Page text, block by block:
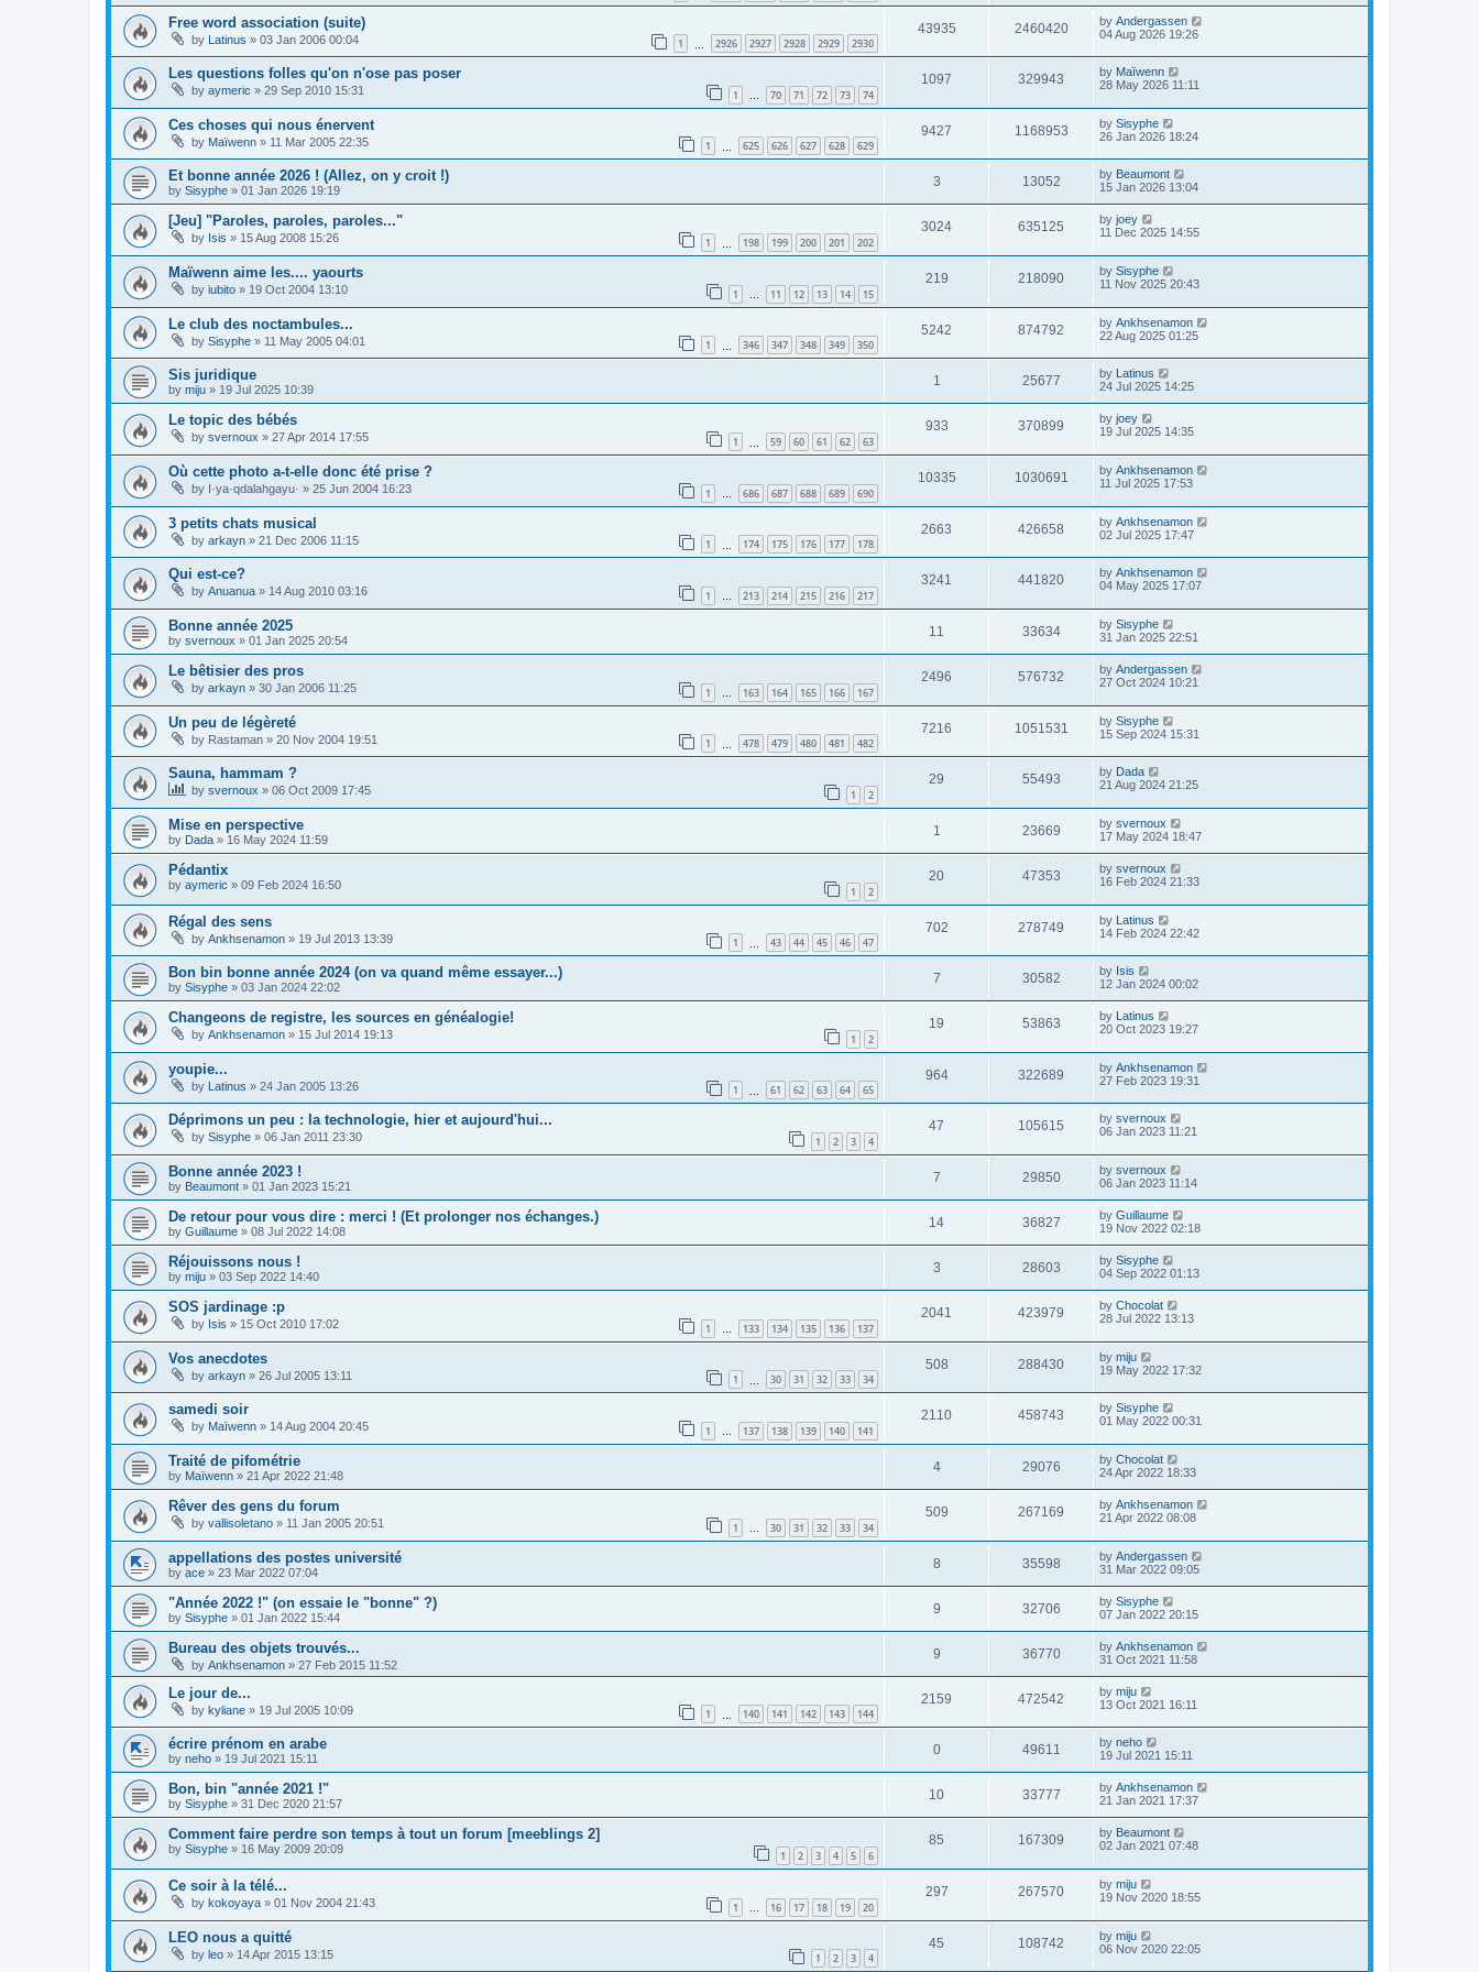
Free word association (suite)
by Latinus » 03 Jan 2006 00:04 1 2926 2927 2928 2929 2930
43935 2460420 by Andergassen
04 Aug 2026 19:26
Les questions folles qu'on n'ose pas poser
by aymeric » 29 Sep 2010 15:31 1 … 70 71 72 73 74
1097 329943 by Maïwenn
28 May 2026 11:11
Ces choses qui nous énervent
by Maïwenn » 11 Mar 2005 22:35 1 625 626 627 628 629
9427 1168953 by Sisyphe
26 Jan 2026 18:24
Et bonne année 2026 ! (Allez, on y croit !)
by Sisyphe » 01 Jan 2026 19:19
3 13052 by Beaumont
15 Jan 2026 13:04
[Jeu] "Paroles, paroles, paroles..."
by Isis » 15 Aug 2008 15:26 1 198 199 200 201 202
3024 635125 by joey
11 Dec 2025 14:55
Maïwenn aime les.... yaourts
by iubito » 19 Oct 2004 13:10 1 … 11 12 13 14 15
219 218090 by Sisyphe
11 Nov 2025 20:43
Le club des noctambules...
by Sisyphe » 11 May 2005 04:01 1 346 347 348 349 350
5242 874792 by Ankhsenamon
22 Aug 2025 01:25
Sis juridique
by miju » 19 Jul 2025 10:39
1 25677 by Latinus
24 Jul 2025 14:25
Le topic des bébés
by svernoux » 27 Apr 2014 17:55 1 59 60 61 62 63
933 370899 by joey
19 Jul 2025 14:35
Où cette photo a-t-elle donc été prise ?
by I·ya·qdalahgayu· » 25 Jun 2004 16:23 1 … 686 687 688 689 690
10335 1030691 by Ankhsenamon
11 Jul 2025 17:53
3 petits chats musical
by arkayn » 21 Dec 2006 11:15 1 174 175 176 177 178
2663 426658 by Ankhsenamon
02 Jul 2025 17:47
Qui est-ce?
by Anuanua » 14 Aug 2010 03:16 1 … 213 214 215 216 217
3241 441820 by Ankhsenamon
04 May 2025 17:07
Bonne année 2025
by svernoux » 01 Jan 2025 20:54
11 33634 by Sisyphe
31 Jan 2025 22:51
Le bêtisier des pros
by arkayn » 30 Jan 2006 11:25 1 … 163 164 165 166 167
2496 576732 by Andergassen
27 Oct 2024 10:21
Un peu de légèreté
by Rastaman » 20 Nov 2004 19:51 1 478 479 480 481 482
7216 1051531 by Sisyphe
15 Sep 2024 15:31
Sauna, hammam ?
by svernoux » 06 Oct 2009 17:45 1 2
29 55493 by Dada
21 Aug 2024 21:25
Mise en perspective
by Dada » 16 May 2024 11:59
1 23669 by svernoux
17 May 2024 18:47
Pédantix
by aymeric » 09 Feb 2024 16:50 1 2
20 47353 by svernoux
16 Feb 2024 21:33
Régal des sens
by Ankhsenamon » 19 Jul 2013 13:39 1 43 44 45 46 47
702 278749 by Latinus
14 Feb 2024 22:42
Bon bin bonne année 2024 (on va quand même essayer...)
by Sisyphe » 03 Jan 2024 22:02
7 30582 by Isis
12 Jan 2024 00:02
Changeons de registre, les sources en généalogie!
by Ankhsenamon » 15 Jul 2014 19:13 1 2
19 53863 by Latinus
20 Oct 2023 19:27
youpie...
by Latinus » 24 Jan 2005 13:26 1 61 62 63 64 65
964 322689 by Ankhsenamon
27 Feb 2023 19:31
Déprimons un peu : la technologie, hier et aujourd'hui...
by Sisyphe » 06 Jan 2011 23:30 1 2 3 4
47 105615 by svernoux
06 Jan 2023 11:21
Bonne année 2023 !
by Beaumont » 01 Jan 2023 15:21
7 29850 by svernoux
06 Jan 2023 11:14
De retour pour vous dire : merci ! (Et prolonger nos échanges.)
by Guillaume » 08 Jul 2022 14:08
14 36827 by Guillaume
19 Nov 2022 02:18
Réjouissons nous !
by miju » 03 Sep 2022 14:40
3 28603 by Sisyphe
04 Sep 2022 01:13
SOS jardinage :p
by Isis » 15 Oct 2010 17:02 1 … 133 134 135 136 137
2041 423979 by Chocolat
28 Jul 2022 13:13
Vos anecdotes
by arkayn » 26 Jul 2005 13:11 1 30 31 32 33 34
508 288430 by miju
19 May 2022 17:32
samedi soir
by Maïwenn » 14 Aug 2004 20:45 1 … 137 138 139 140 141
2110 458743 by Sisyphe
01 May 2022 00:31
Traité de pifométrie
by Maïwenn » 21 Apr 2022 21:48
4 29076 by Chocolat
24 Apr 2022 18:33
Rêver des gens du forum
by vallisoletano » 11 Jan 2005 20:51 1 … 30 31 32 33 34
509 267169 by Ankhsenamon
21 Apr 2022 08:08
appellations des postes université
by ace » 23 Mar 2022 07:04
8 35598 by Andergassen
31 Mar 2022 09:05
"Année 2022 !" (on essaie le "bonne" ?)
by Sisyphe » 01 Jan 2022 15:44
9 32706 by Sisyphe
07 Jan 2022 20:15
Bureau des objets trouvés...
by Ankhsenamon » 27 Feb 2015 11:52
9 36770 by Ankhsenamon
31 Oct 2021 11:58
Le jour de...
by kyliane » 19 Jul 2005 10:09 1 140 141 142 143 144
2159 472542 by miju
13 Oct 2021 16:11
écrire prénom en arabe
by neho » 19 Jul 2021 15:11
0 49611 by neho
19 Jul 2021 15:11
Bon, bin "année 2021 !"
by Sisyphe » 31 Dec 2020 21:57
10 33777 by Ankhsenamon
21 Jan 2021 17:37
Comment faire perdre son temps à tout un forum [meeblings 2]
by Sisyphe » 16 May 2009 20:09 1 2 3 4 5 6
85 167309 by Beaumont
02 Jan 2021 07:48
Ce soir à la télé...
by kokoyaya » 01 Nov 2004 21:43 1 … 16 17 18 19 20
297 267570 by miju
19 Nov 2020 18:55
LEO nous a quitté
by leo » 14 Apr 2015 13:15 1 2 3 4
45 108742 by miju
06 Nov 2020 22:05